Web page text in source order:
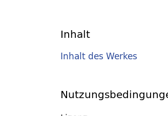
Inhalt
Inhalt des Werkes